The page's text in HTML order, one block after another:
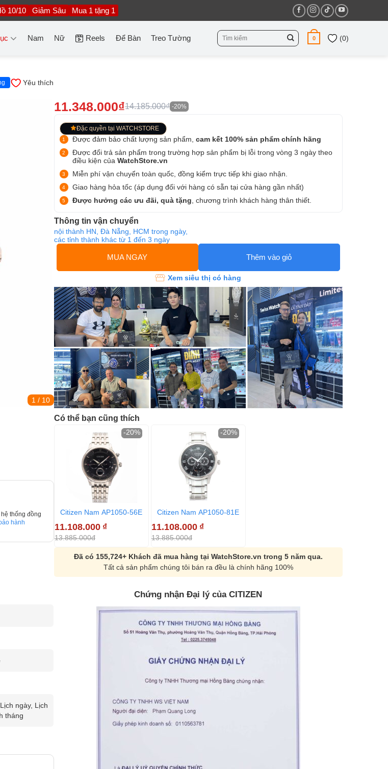
10/10 Giảm Sâu Mua 1 tặng 1
Nam Nữ Reels Để Bàn Treo Tường
Tìm
kiếm:
0 (0)
Yêu thích
1 / 10
hệ thống đồng
hành
ngày, Lịch
tháng
11.348.000₫14.185.000₫ -20%
Đặc quyền tại WATCHSTORE
Được đảm bảo chất lượng sản phẩm, cam kết 100% sản phẩm chính hãng
Được đổi trả sản phẩm trong trường hợp sản phẩm bị lỗi trong vòng 3 ngày theo
điều kiện của WatchStore.vn
Miễn phí vận chuyển toàn quốc, đồng kiểm trực tiếp khi giao nhận.
Giao hàng hỏa tốc (áp dụng đối với hàng có sẵn tại cửa hàng gần nhất)
Được hưởng các ưu đãi, quà tặng , chương trình khách hàng thân thiết.
Thông tin vận chuyển
nội thành HN, Đà Nẵng, HCM trong ngày,
các tỉnh thành khác từ 1 đến 3 ngày
MUA NGAY Thêm vào giỏ
Xem siêu thị có hàng
Có thể bạn cũng thích
Citizen Nam AP1050-56E
11.108.000 ₫
13.885.000đ
-20%
Citizen Nam AP1050-81E
11.108.000 ₫
13.885.000đ
-20%
Đã có 155,724+ Khách đã mua hàng tại WatchStore.vn trong 5 năm qua.
Tất cả sản phẩm chúng tôi bán ra đều là chính hãng 100%
Chứng nhận Đại lý của CITIZEN